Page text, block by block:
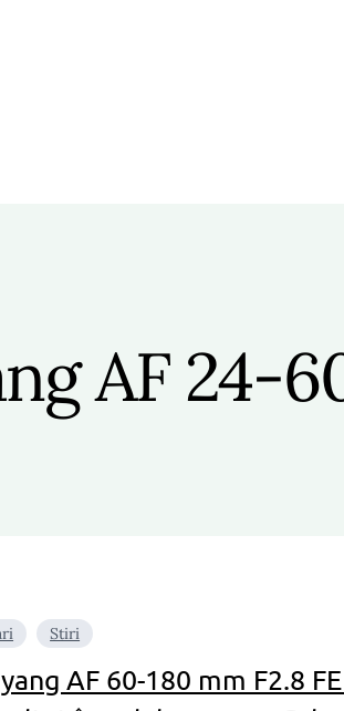
AF 24-
Stiri
AF 60-180 mm F2.8